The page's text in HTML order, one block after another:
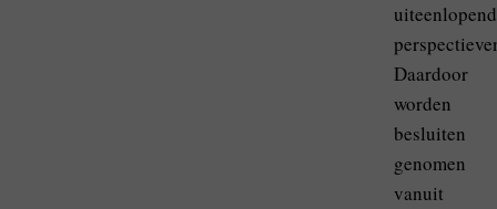
Daardoor
worden
besluiten
genomen
vanuit